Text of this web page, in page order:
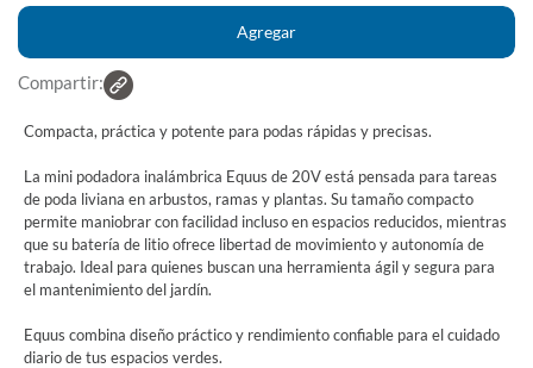
Compartir:
Compacta, práctica y potente para podas rápidas y precisas.
La mini podadora inalámbrica Equus de 20V está pensada para tareas
de poda liviana en arbustos, ramas y plantas. Su tamaño compacto
permite maniobrar con facilidad incluso en espacios reducidos, mientras
que su batería de litio ofrece libertad de movimiento y autonomía de
trabajo. Ideal para quienes buscan una herramienta ágil y segura para
el mantenimiento del jardín.
Equus combina diseño práctico y rendimiento confiable para el cuidado
diario de tus espacios verdes.